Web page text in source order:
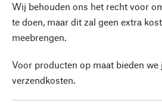
Wij behouden ons het recht voor
te doen, maar dit zal geen extra
meebrengen.
Voor producten op maat bieden we
verzendkosten.